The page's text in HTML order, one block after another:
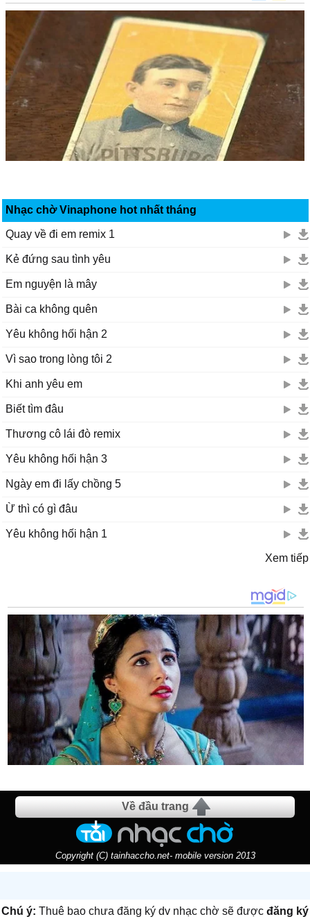
Nhạc chờ Vinaphone hot nhất tháng
Quay về đi em remix 1
Kẻ đứng sau tình yêu
Em nguyện là mây
Bài ca không quên
Yêu không hối hận 2
Vì sao trong lòng tôi 2
Khi anh yêu em
Biết tìm đâu
Thương cô lái đò remix
Yêu không hối hận 3
Ngày em đi lấy chồng 5
Ừ thì có gì đâu
Yêu không hối hận 1
Xem tiếp
Về đầu trang
Copyright (C) tainhaccho.net- mobile version 2013
Chú ý: Thuê bao chưa đăng ký dv nhạc chờ sẽ được đăng ký